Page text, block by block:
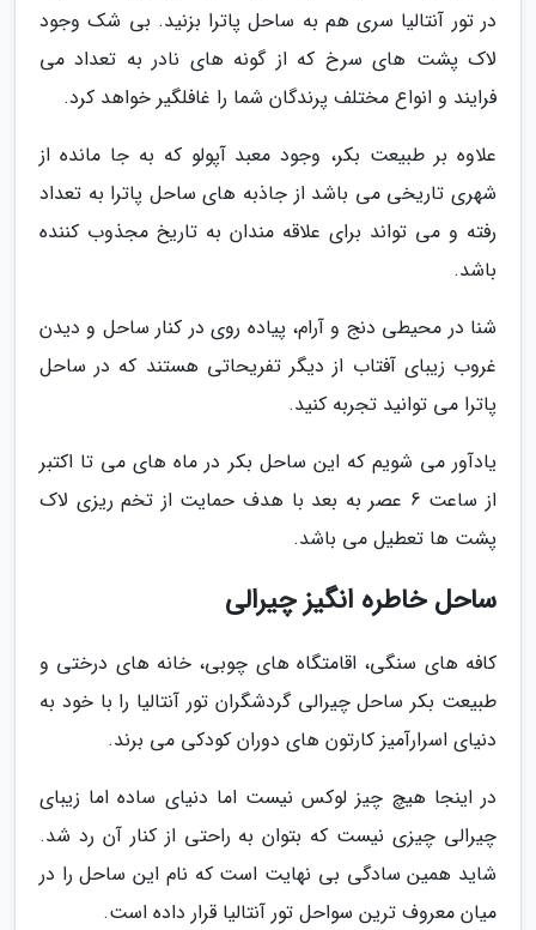
در تور آنتالیا سری هم به ساحل پاترا بزنید. بی شک وجود
لاک پشت های سرخ که از گونه های نادر به تعداد می
فرایند و انواع مختلف پرندگان شما را غافلگیر خواهد کرد.
علاوه بر طبیعت بکر، وجود معبد آپولو که به جا مانده از
شهری تاریخی می باشد از جاذبه های ساحل پاترا به تعداد
رفته و می تواند برای علاقه مندان به تاریخ مجذوب کننده
باشد.
شنا در محیطی دنج و آرام، پیاده روی در کنار ساحل و دیدن
غروب زیبای آفتاب از دیگر تفریحاتی هستند که در ساحل
پاترا می توانید تجربه کنید.
یادآور می شویم که این ساحل بکر در ماه های می تا اکتبر
از ساعت 6 عصر به بعد با هدف حمایت از تخم ریزی لاک
پشت ها تعطیل می باشد.
ساحل خاطره انگیز چیرالی
کافه های سنگی، اقامتگاه های چوبی، خانه های درختی و
طبیعت بکر ساحل چیرالی گردشگران تور آنتالیا را با خود به
دنیای اسرارآمیز کارتون های دوران کودکی می برند.
در اینجا هیچ چیز لوکس نیست اما دنیای ساده اما زیبای
چیرالی چیزی نیست که بتوان به راحتی از کنار آن رد شد.
شاید همین سادگی بی نهایت است که نام این ساحل را در
میان معروف ترین سواحل تور آنتالیا قرار داده است.